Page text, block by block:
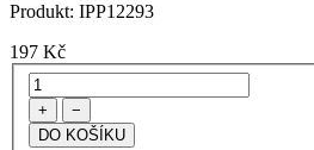
Produkt: IPP12293
197 Kč
+ −